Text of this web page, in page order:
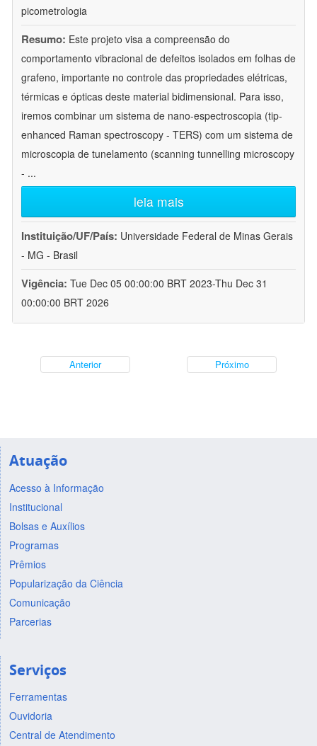
picometrologia
Resumo: Este projeto visa a compreensão do
comportamento vibracional de defeitos isolados em folhas de
grafeno, importante no controle das propriedades elétricas,
térmicas e ópticas deste material bidimensional. Para isso,
iremos combinar um sistema de nano-espectroscopia (tip-
enhanced Raman spectroscopy - TERS) com um sistema de
microscopia de tunelamento (scanning tunnelling microscopy
- ...
leia mais
Instituição/UF/País: Universidade Federal de Minas Gerais
- MG - Brasil
Vigência: Tue Dec 05 00:00:00 BRT 2023-Thu Dec 31
00:00:00 BRT 2026
Anterior Próximo
Atuação
Acesso à Informação
Institucional
Bolsas e Auxílios
Programas
Prêmios
Popularização da Ciência
Comunicação
Parcerias
Serviços
Ferramentas
Ouvidoria
Central de Atendimento